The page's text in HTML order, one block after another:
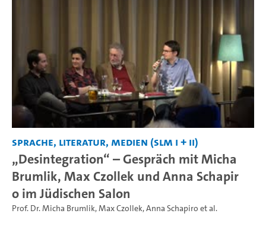
Sprache, Literatur, Medien (SLM I + II)
„Desintegration“ – Gespräch mit Micha
Brumlik, Max Czollek und Anna Schapir
o im Jüdischen Salon
Prof. Dr. Micha Brumlik,Max Czollek,Anna Schapiro et al.